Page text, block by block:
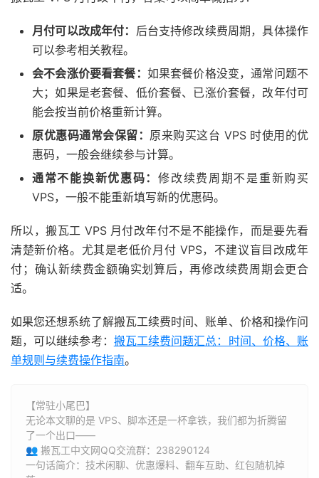
月付可以改成年付： 后台支持修改续费周期，具体操作
可以参考相关教程。
会不会涨价要看套餐： 如果套餐价格没变，通常问题不
大；如果是老套餐、低价套餐、已涨价套餐，改年付可
能会按当前价格重新计算。
原优惠码通常会保留： 原来购买这台 VPS 时使用的优
惠码，一般会继续参与计算。
通常不能换新优惠码：修改续费周期不是重新购买
VPS，一般不能重新填写新的优惠码。
所以，搬瓦工 VPS 月付改年付不是不能操作，而是要先看
清楚新价格。尤其是老低价月付 VPS，不建议盲目改成年
付；确认新续费金额确实划算后，再修改续费周期会更合
适。
如果您还想系统了解搬瓦工续费时间、账单、价格和操作问
题，可以继续参考： 搬瓦工续费问题汇总：时间、价格、账
单规则与续费操作指南。
【常驻小尾巴】
无论本文聊的是 VPS、脚本还是一杯拿铁，我们都为折腾留
了一个出口——
👥 搬瓦工中文网QQ交流群：238290124
一句话简介：技术闲聊、优惠爆料、翻车互助、红包随机掉